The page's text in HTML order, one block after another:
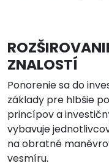
ZNALOSTÍ
Ponorenie sa do
základy pre hlbšie
princípov a
vybavuje
na obratné
vesmíru.